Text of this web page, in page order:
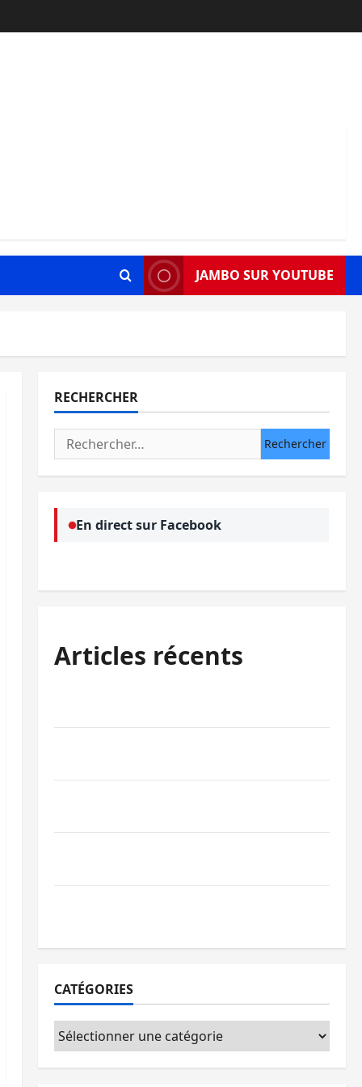
JAMBO SUR YOUTUBE
RECHERCHER
Rechercher :
En direct sur Facebook
Articles récents
CATÉGORIES
Catégories